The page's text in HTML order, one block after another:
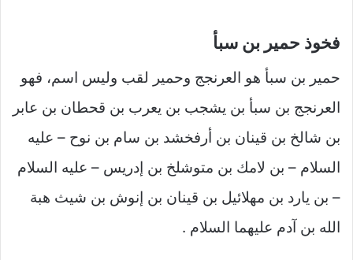
فخوذ حمير بن سبأ
حمير بن سبأ هو العرنجج وحمير لقب وليس اسم، فهو
العرنجج بن سبأ بن يشجب بن يعرب بن قحطان بن عابر
بن شالخ بن قينان بن أرفخشد بن سام بن نوح – عليه
السلام – بن لامك بن متوشلخ بن إدريس – عليه السلام
– بن يارد بن مهلائيل بن قينان بن إنوش بن شيث هبة
الله بن آدم عليهما السلام .